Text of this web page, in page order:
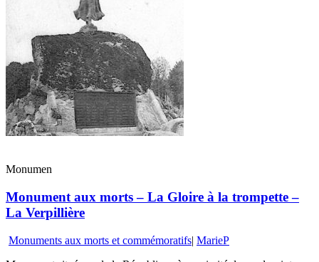
Monumen
Monument aux morts – La Gloire à la trompette –
La Verpillière
Monuments aux morts et commémoratifs| MarieP